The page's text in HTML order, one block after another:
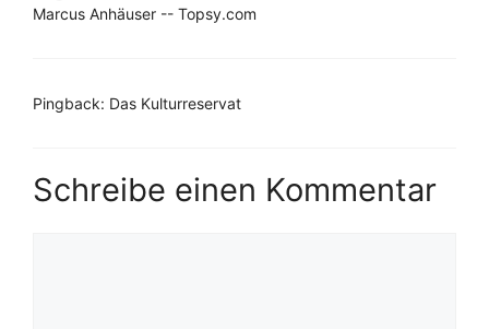
Marcus Anhäuser -- Topsy.com
Pingback: Das Kulturreservat
Schreibe einen Kommentar